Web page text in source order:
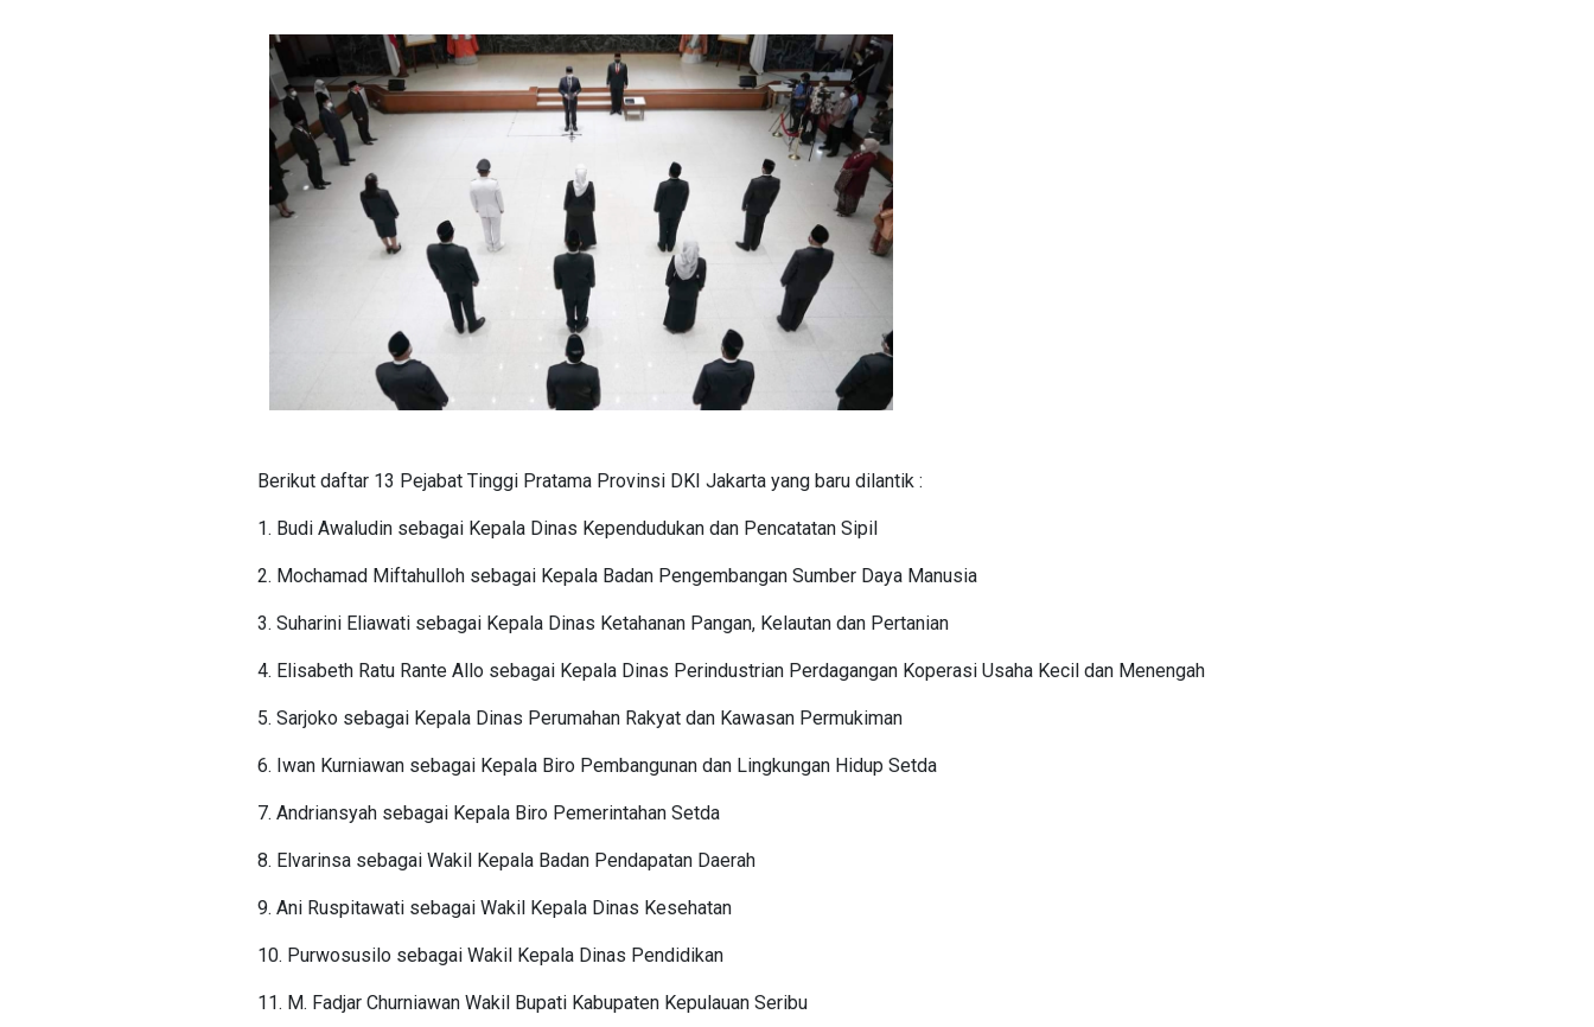
Berikut daftar 13 Pejabat Tinggi Pratama Provinsi DKI Jakarta yang baru dilantik :
1. Budi Awaludin sebagai Kepala Dinas Kependudukan dan Pencatatan Sipil
2. Mochamad Miftahulloh sebagai Kepala Badan Pengembangan Sumber Daya Manusia
3. Suharini Eliawati sebagai Kepala Dinas Ketahanan Pangan, Kelautan dan Pertanian
4. Elisabeth Ratu Rante Allo sebagai Kepala Dinas Perindustrian Perdagangan Koperasi Usaha Kecil dan Menengah
5. Sarjoko sebagai Kepala Dinas Perumahan Rakyat dan Kawasan Permukiman
6. Iwan Kurniawan sebagai Kepala Biro Pembangunan dan Lingkungan Hidup Setda
7. Andriansyah sebagai Kepala Biro Pemerintahan Setda
8. Elvarinsa sebagai Wakil Kepala Badan Pendapatan Daerah
9. Ani Ruspitawati sebagai Wakil Kepala Dinas Kesehatan
10. Purwosusilo sebagai Wakil Kepala Dinas Pendidikan
11. M. Fadjar Churniawan Wakil Bupati Kabupaten Kepulauan Seribu